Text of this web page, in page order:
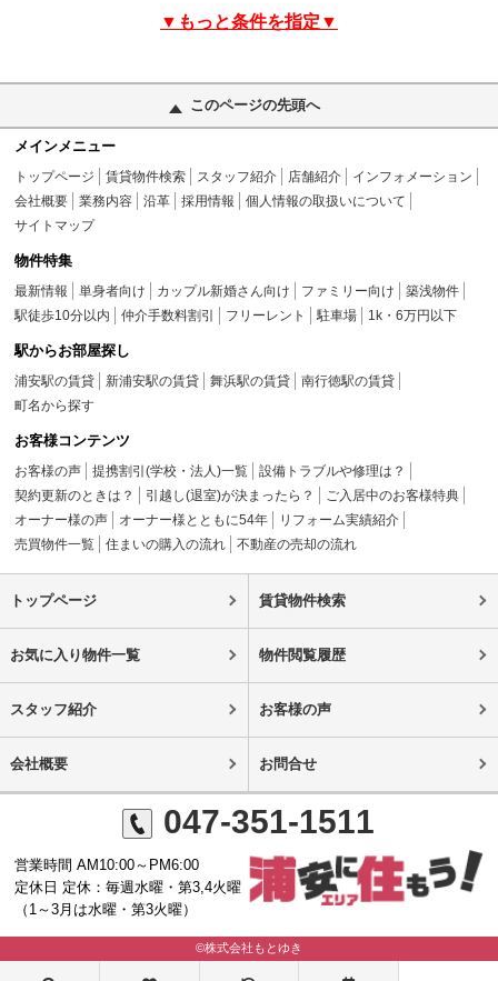
▼もっと条件を指定▼
このページの先頭へ
メインメニュー
トップページ 賃貸物件検索 スタッフ紹介 店舗紹介
インフォメーション
会社概要
業務内容 沿革 採用情報
個人情報の取扱いについて
サイトマップ
物件特集
最新情報 単身者向け カップル新婚さん向け ファミリー向け
築浅物件
駅徒歩10分以内
仲介手数料割引 フリーレント 駐車場 1k・6万円以下
駅からお部屋探し
浦安駅の賃貸 新浦安駅の賃貸 舞浜駅の賃貸
南行徳駅の賃貸
町名から探す
お客様コンテンツ
お客様の声 提携割引(学校・法人)一覧
設備トラブルや修理は？
契約更新のときは？
引越し(退室)が決まったら？
ご入居中のお客様特典
オーナー様の声
オーナー様とともに54年
リフォーム実績紹介
売買物件一覧
住まいの購入の流れ 不動産の売却の流れ
トップページ 賃貸物件検索
お気に入り物件一覧 物件閲覧履歴
スタッフ紹介 お客様の声
会社概要 お問合せ
047-351-1511
営業時間 AM10:00～PM6:00
定休日 定休：毎週水曜・第3,4火曜
（1～3月は水曜・第3火曜）
©株式会社もとゆき